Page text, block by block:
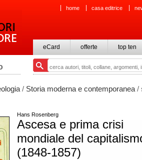
home casa editrice
eCard offerte top ten
/ Storia moderna e contemporanea /
Hans Rosenberg
Ascesa e prima crisi
mondiale del
(1848-1857)